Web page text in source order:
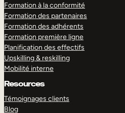
Formation à la conformité
Formation des partenaires
Formation des adhérents
Formation première ligne
Planification des effectifs
Upskilling & reskilling
Mobilité interne
Resources
Témoignages clients
Blog